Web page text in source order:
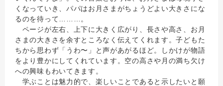
くなっていき、パパはお月さまがちょうどよい大きさにな
るのを待って………。
ページが左右、上下に大きく広がり、長さや高さ、お月
さまの大きさを余すところなく伝えてくれます。子どもた
ちから思わず「うわ〜」と声があがるほど。しかけが物語
をより豊かにしてくれています。空の高さや月の満ち欠け
への興味もわいてきます。
学ぶことは魅力的で、楽しいことであると示したいと願